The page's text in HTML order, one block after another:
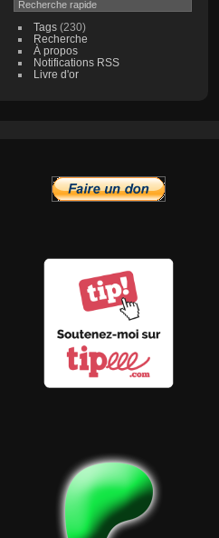
Tags(230)
Recherche
À propos
Notifications RSS
Livre d'or